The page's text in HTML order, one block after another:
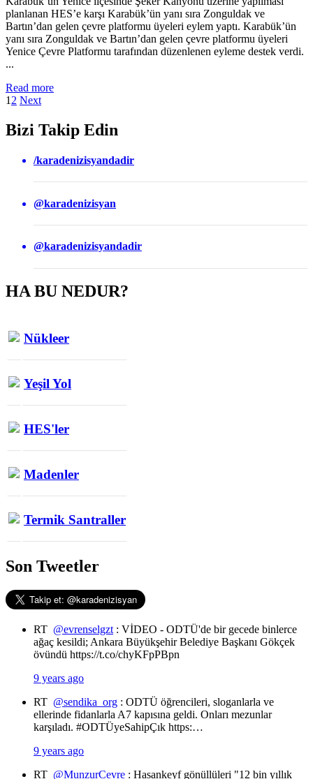
planlanan HES’e karşı Karabük’ün yanı sıra Zonguldak ve
Bartın’dan gelen çevre platformu üyeleri eylem yaptı. Karabük’ün
yanı sıra Zonguldak ve Bartın’dan gelen çevre platformu üyeleri
Yenice Çevre Platformu tarafından düzenlenen eyleme destek verdi.
...
Read more
1 2 Next
Bizi Takip Edin
/karadenizisyandadir
@karadenizisyan
@karadenizisyandadir
HA BU NEDUR?
Nükleer
Yeşil Yol
HES'ler
Madenler
Termik Santraller
Son Tweetler
RT @evrenselgzt : VİDEO - ODTÜ'de bir gecede binlerce
ağaç kesildi; Ankara Büyükşehir Belediye Başkanı Gökçek
övündü https://t.co/chyKFpPBpn
9 years ago
RT @sendika_org : ODTÜ öğrencileri, sloganlarla ve
ellerinde fidanlarla A7 kapısına geldi. Onları mezunlar
karşıladı. #ODTÜyeSahipÇık https:…
9 years ago
RT @MunzurCevre : Hasankeyf gönüllüleri "12 bin yıllık